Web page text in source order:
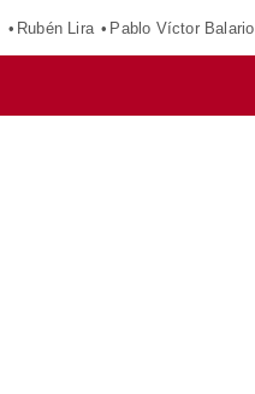
Rubén Lira Pablo Víctor Balario